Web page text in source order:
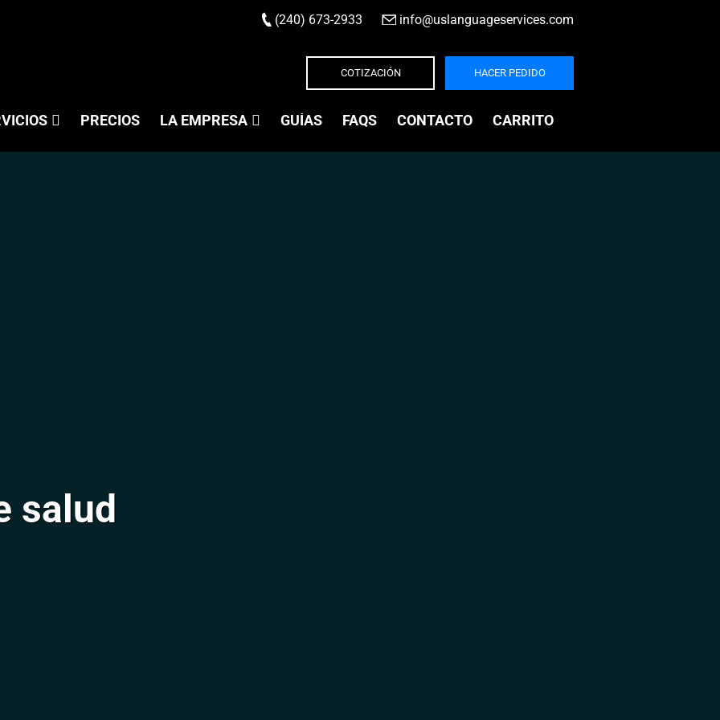
(240) 673-2933 info@uslanguageservices.com
COTIZACIÓN HACER PEDIDO
PRECIOS LA EMPRESA GUÍAS FAQS CONTACTO CARRITO
salud